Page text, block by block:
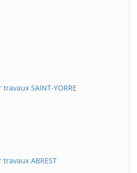
SAINT-YORRE
ABREST